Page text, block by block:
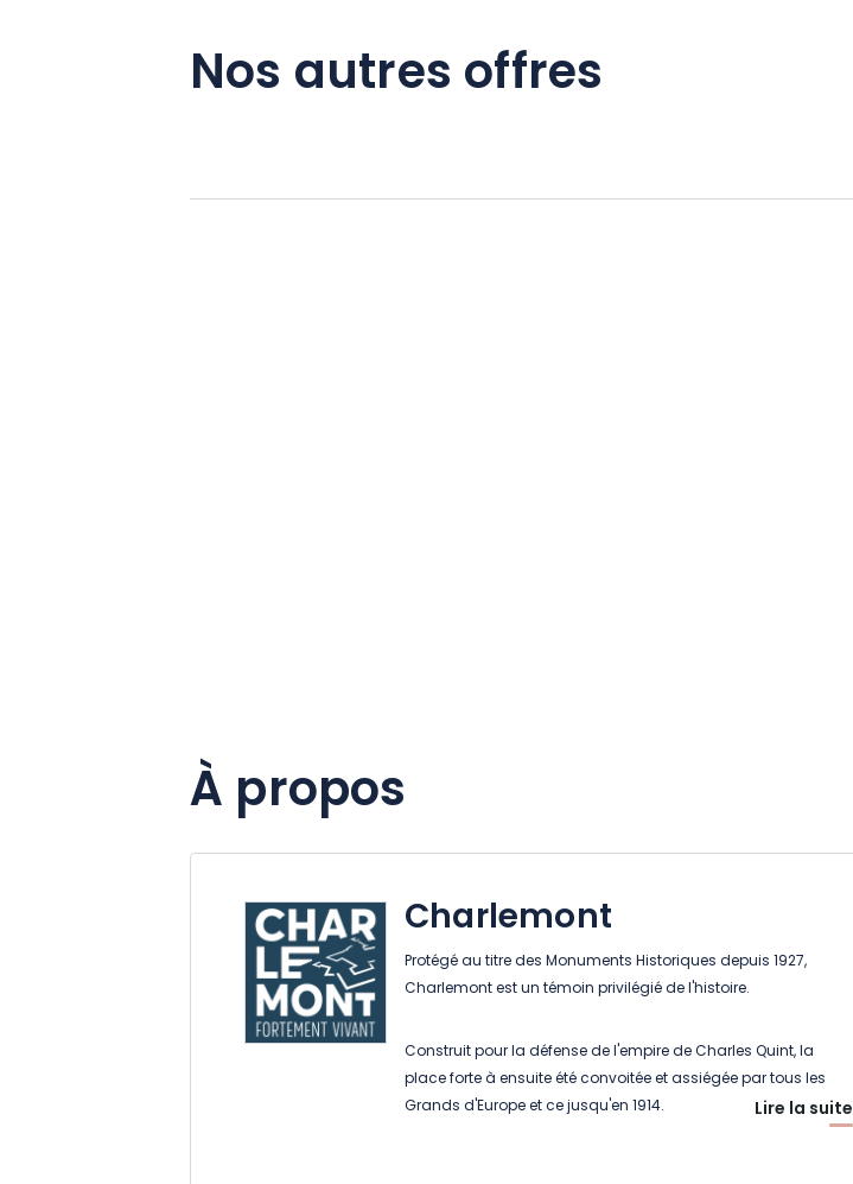
Nos autres offres
À propos
Charlemont
Protégé au titre des Monuments Historiques depuis 1927,
Charlemont est un témoin privilégié de l'histoire.
Construit pour la défense de l'empire de Charles Quint, la
place forte à ensuite été convoitée et assiégée par tous les
Grands d'Europe et ce jusqu'en 1914.
Lire la suite